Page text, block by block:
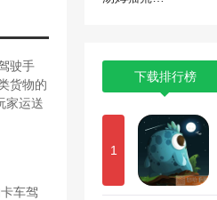
驶手
货物的
家运送
车驾
下载排行榜
1